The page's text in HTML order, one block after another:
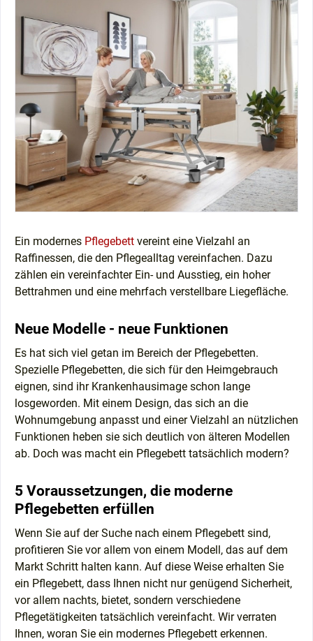
Ein modernes Pflegebett vereint eine Vielzahl an
Raffinessen, die den Pflegealltag vereinfachen. Dazu
zählen ein vereinfachter Ein- und Ausstieg, ein hoher
Bettrahmen und eine mehrfach verstellbare Liegefläche.
Neue Modelle - neue Funktionen
Es hat sich viel getan im Bereich der Pflegebetten.
Spezielle Pflegebetten, die sich für den Heimgebrauch
eignen, sind ihr Krankenhausimage schon lange
losgeworden. Mit einem Design, das sich an die
Wohnumgebung anpasst und einer Vielzahl an nützlichen
Funktionen heben sie sich deutlich von älteren Modellen
ab. Doch was macht ein Pflegebett tatsächlich modern?
5 Voraussetzungen, die moderne
Pflegebetten erfüllen
Wenn Sie auf der Suche nach einem Pflegebett sind,
profitieren Sie vor allem von einem Modell, das auf dem
Markt Schritt halten kann. Auf diese Weise erhalten Sie
ein Pflegebett, dass Ihnen nicht nur genügend Sicherheit,
vor allem nachts, bietet, sondern verschiedene
Pflegetätigkeiten tatsächlich vereinfacht. Wir verraten
Ihnen, woran Sie ein modernes Pflegebett erkennen.